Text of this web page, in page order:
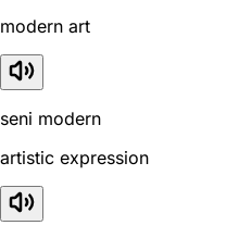
modern art
seni modern
artistic expression